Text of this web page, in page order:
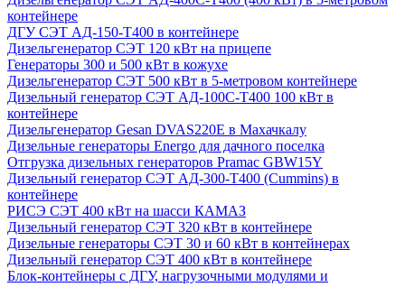
контейнере
ДГУ СЭТ АД-150-Т400 в контейнере
Дизельгенератор СЭТ 120 кВт на прицепе
Генераторы 300 и 500 кВт в кожухе
Дизельгенератор СЭТ 500 кВт в 5-метровом контейнере
Дизельный генератор СЭТ АД-100С-Т400 100 кВт в
контейнере
Дизельгенератор Gesan DVAS220E в Махачкалу
Дизельные генераторы Energo для дачного поселка
Отгрузка дизельных генераторов Pramac GВW15Y
Дизельный генератор СЭТ АД-300-Т400 (Cummins) в
контейнере
РИСЭ СЭТ 400 кВт на шасси КАМАЗ
Дизельный генератор СЭТ 320 кВт в контейнере
Дизельные генераторы СЭТ 30 и 60 кВт в контейнерах
Дизельный генератор СЭТ 400 кВт в контейнере
Блок-контейнеры с ДГУ, нагрузочными модулями и